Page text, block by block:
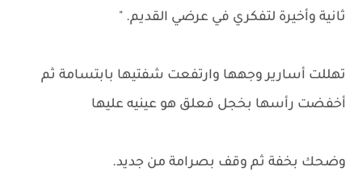
ثانية وأخيرة لتفكري في عرضي القديم. "
تهللت أسارير وجهها وارتفعت شفتيها بابتسامة ثم
أخفضت رأسها بخجل فعلق هو عينيه عليها
وضحك بخفة ثم وقف بصرامة من جديد.